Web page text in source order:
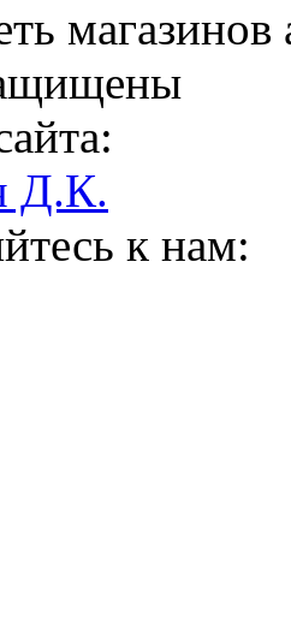
магазинов
Д.К.
к нам: